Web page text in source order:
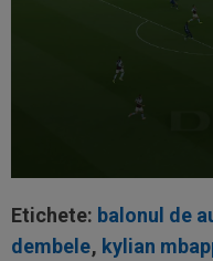
Etichete: balonul de
dembele, kylian